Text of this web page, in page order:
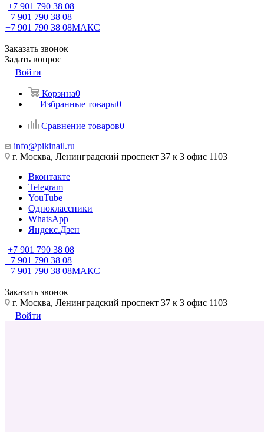
+7 901 790 38 08
+7 901 790 38 08
+7 901 790 38 08МАКС
Заказать звонок
Задать вопрос
Войти
Корзина0
Избранные товары0
Сравнение товаров0
info@pikinail.ru
г. Москва, Ленинградский проспект 37 к 3 офис 1103
Вконтакте
Telegram
YouTube
Одноклассники
WhatsApp
Яндекс.Дзен
+7 901 790 38 08
+7 901 790 38 08
+7 901 790 38 08МАКС
Заказать звонок
г. Москва, Ленинградский проспект 37 к 3 офис 1103
Войти